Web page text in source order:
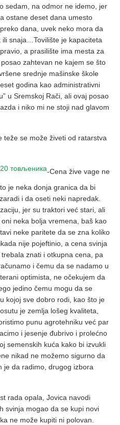
sedam, na odmor ne idemo, jer
ostane deset dana umesto
dana, uvek neko mora da
snaja…Tovilište je kapaciteta
a prasilište ima mesta za
zahtevan ne kajem se što
srednje mašinske škole
godina kao administrativni
u Sremskoj Rači, ali ovaj posao
i niko mi ne stoji nad glavom
teže se može živeti od ratarstva
-Cena žive vage ne
je neka donja granica da bi
i da oseti neki napredak.
jer su traktori već stari, ali
neka bolja vremena, baš kao
neke paritete da se zna koliko
nije pojeftinio, a cena svinja
znati i otkupna cena, pa
i čemu da se nadamo u
optimista, ne očekujem da
jedino čemu mogu da se
kojoj sve dobro rodi, kao što je
je zemlja lošeg kvaliteta,
punu agrotehniku već par
i jesenje đubrivo i prolećno
semenskih kuća kako bi izvukli
nikad ne možemo sigurno da
je da radimo, drugog izbora
rada opala, Jovica navodi
svinja mogao da se kupi novi
ne može kupiti ni polovan.